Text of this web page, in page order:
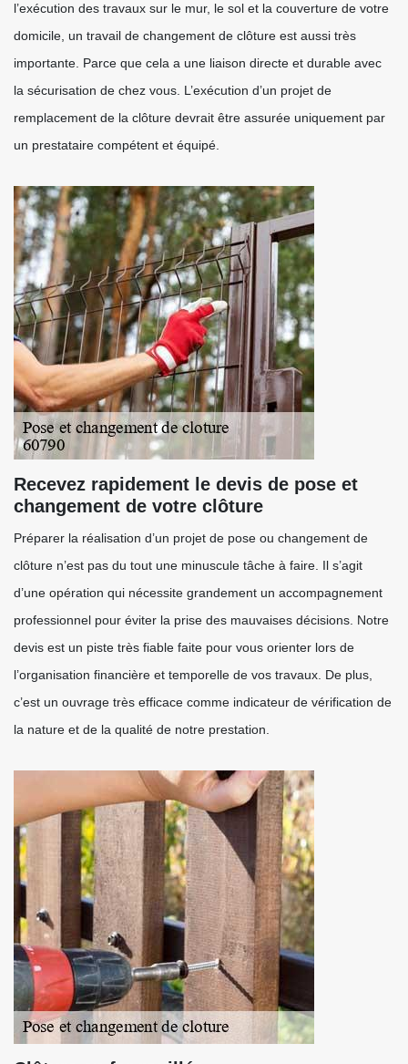
l’exécution des travaux sur le mur, le sol et la couverture de votre
domicile, un travail de changement de clôture est aussi très
importante. Parce que cela a une liaison directe et durable avec
la sécurisation de chez vous. L’exécution d’un projet de
remplacement de la clôture devrait être assurée uniquement par
un prestataire compétent et équipé.
Recevez rapidement le devis de pose et
changement de votre clôture
Préparer la réalisation d’un projet de pose ou changement de
clôture n’est pas du tout une minuscule tâche à faire. Il s’agit
d’une opération qui nécessite grandement un accompagnement
professionnel pour éviter la prise des mauvaises décisions. Notre
devis est un piste très fiable faite pour vous orienter lors de
l’organisation financière et temporelle de vos travaux. De plus,
c’est un ouvrage très efficace comme indicateur de vérification de
la nature et de la qualité de notre prestation.